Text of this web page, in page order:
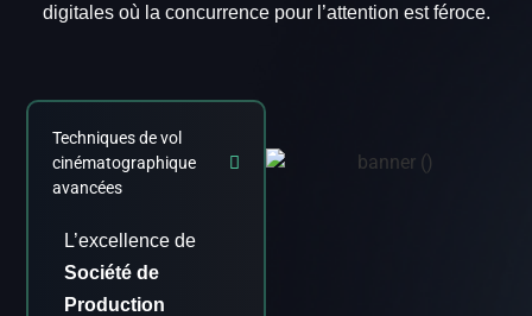
digitales où la concurrence pour l’attention est féroce.
Techniques de vol
cinématographique
avancées
L’excellence de
Société de
Production